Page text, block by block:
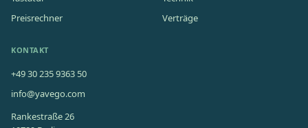
Preisrechner
Verträge
KONTAKT
+49 30 235 9363 50
info@yavego.com
Rankestraße 26